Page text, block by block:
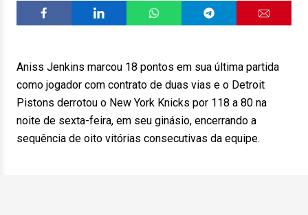
Aniss Jenkins marcou 18 pontos em sua última partida
como jogador com contrato de duas vias e o Detroit
Pistons derrotou o New York Knicks por 118 a 80 na
noite de sexta-feira, em seu ginásio, encerrando a
sequência de oito vitórias consecutivas da equipe.